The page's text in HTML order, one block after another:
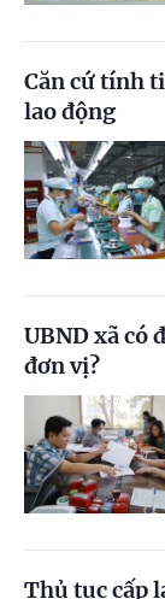
Căn cứ tính
lao động
UBND xã có
đơn vị?
Thủ tục cấp